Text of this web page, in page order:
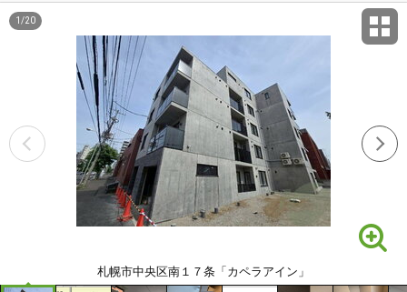
札幌市中央区南１７条「カペラアイン」
1 /20